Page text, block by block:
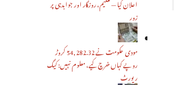
زور
مودی حکومت نے 54,282.32 کروڑ
روپے کہاں خرچ کیے، معلوم نہیں: کیگ
رپورٹ